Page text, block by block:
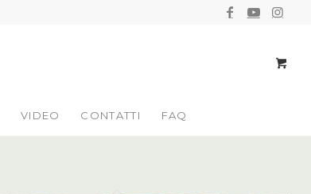
VIDEO CONTATTI FAQ